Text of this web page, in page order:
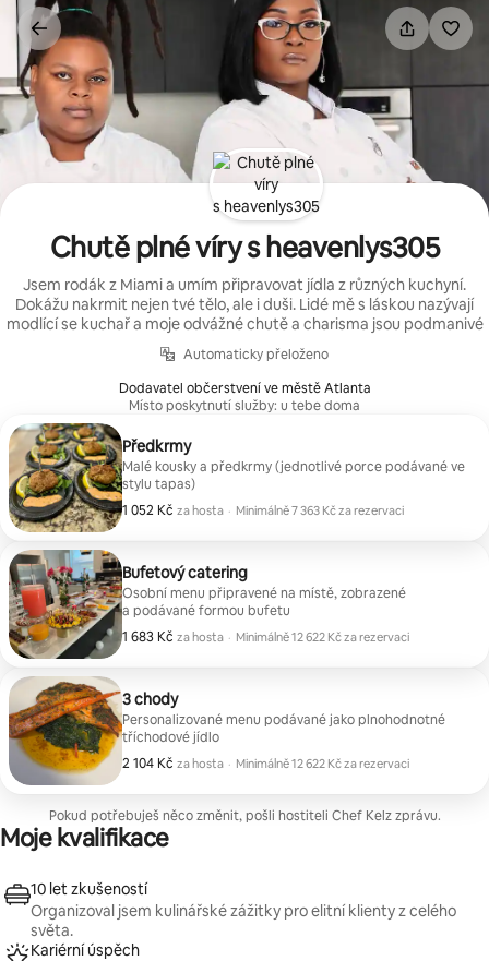
Přeskočit
obsah
Chutě plné víry s heavenlys305
Jsem rodák z Miami a umím připravovat jídla z různých kuchyní.
Dokážu nakrmit nejen tvé tělo, ale i duši. Lidé mě s láskou nazývají
modlící se kuchař a moje odvážné chutě a charisma jsou podmanivé
Automaticky přeloženo
Dodavatel občerstvení ve městě Atlanta
Místo poskytnutí služby: u tebe doma
Předkrmy
Malé kousky a předkrmy (jednotlivé porce podávané ve
stylu tapas)
1 052 Kč za hosta
1 052 Kč za hosta · Minimálně 7 363 Kč za rezervaci
Bufetový catering
Osobní menu připravené na místě, zobrazené
a podávané formou bufetu
1 683 Kč za hosta
1 683 Kč za hosta · Minimálně 12 622 Kč za rezervaci
3 chody
Personalizované menu podávané jako plnohodnotné
tříchodové jídlo
2 104 Kč za hosta
2 104 Kč za hosta · Minimálně 12 622 Kč za rezervaci
Pokud potřebuješ něco změnit, pošli hostiteli Chef Kelz zprávu.
Moje kvalifikace
10 let zkušeností
Organizoval jsem kulinářské zážitky pro elitní klienty z celého
světa.
Kariérní úspěch